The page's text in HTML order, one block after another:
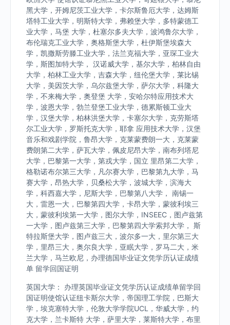
黑大学，开姆尼茨工业大学，卡尔斯鲁厄大学，达姆斯
塔特工业大学，明斯特大学，弗赖堡大学，多特蒙德工
业大学，马堡 大学，杜塞尔多夫大学，波鸿鲁尔大学，
布伦瑞克工业大学，奥格斯堡大学，杜伊斯堡埃森大
学，凯撒斯劳滕工业大学，法兰克福大学，亚琛工业大
学，斯图加特大学， 汉诺威大学，基尔大学，柏林自由
大学，柏林工业大学，吉森大学，纽伦堡大学，莱比锡
大学，美因茨大学，乌尔兹堡大学，萨尔大学，科隆大
学，不来梅大学，奥登堡 大学，安哈尔特应用技术大
学，波恩大学，勃兰登堡工业大学，德累斯顿工业大
学，汉堡大学，柏林洪堡大学，卡塞尔大学，克劳斯塔
尔工业大学，罗斯托克大学，耶拿 应用技术大学，汉堡
音乐和戏剧学院，鲁昂大学，克莱蒙费朗一大，克莱蒙
费朗第二大学，萨瓦大学，佩皮尼昂大学，南布列塔尼
大学，巴黎第一大学，第戎大学，国立 里昂第二大学，
格勒诺布尔第三大学，凡尔赛大学，巴黎第九大学，马
赛大学，昂热大学，贝桑松大学，波城大学，滨海大
学，科西嘉大学，尼斯大学，巴黎第八大学， 南锡一
大，雷恩一大，巴黎第四大学，卡昂大学，蒙彼利埃三
大，蒙彼利埃第一大学，图尔大学，INSEEC，图卢兹第
一大学，图卢兹第三大学，巴黎第四大学索邦大学， 斯
特拉斯堡大学，图卢兹三大，波尔多一大，里尔第三大
学，里昂三大，奥尔良大学，亚眠大学，罗马二大，米
兰大学，马兰欧尼，办理德国毕业证文凭学历认证成绩
单 留学回国证明
英国大学： 办理英国毕业证文凭学历认证成绩单留学回
国证明使馆认证纽卡斯尔大学，帝国理工学院，巴斯大
学，埃克塞特大学，伦敦大学学院UCL，华威大学，约
克大学，兰卡斯特 大学，萨里大学，莱斯特大学，布里